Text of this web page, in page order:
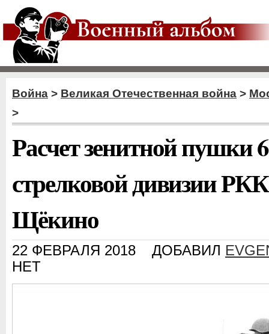
Война > Великая Отечественная война >
>
Расчет зенитной пушки
стрелковой дивизии
Щёкино
22 ФЕВРАЛЯ 2018 ДОБАВИЛ
НЕТ